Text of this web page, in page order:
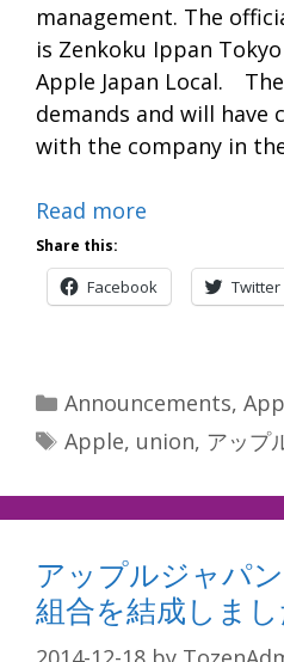
management. The
is Zenkoku Ippan
Apple Japan Local.
demands and will have
with the company in
Read more
Share this:
Facebook Twitter
Categories
Announcements,
Tags
Apple, union, アップ
アップルジャパ
組合を結成しまし